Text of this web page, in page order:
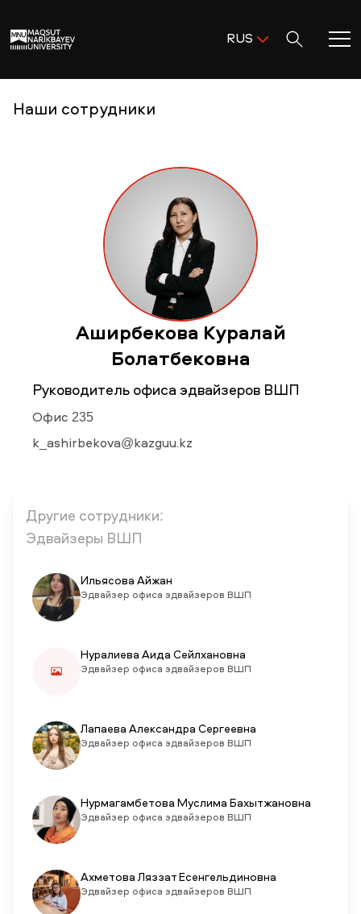
RUS
Главная
Академическая деятельность
Исследования и наука
Поступление и помощь
Жизнь в MNU
НОВОСТИ СМИ О НАС
ENG KAZ RUS
Наши сотрудники
Аширбекова Куралай
Болатбековна
Руководитель офиса эдвайзеров ВШП
Офис 235
k_ashirbekova@kazguu.kz
Другие сотрудники:
Эдвайзеры ВШП
Ильясова Айжан
Эдвайзер офиса эдвайзеров ВШП
Нуралиева Аида Сейлхановна
Эдвайзер офиса эдвайзеров ВШП
Лапаева Александра Сергеевна
Эдвайзер офиса эдвайзеров ВШП
Нурмагамбетова Муслима Бахытжановна
Эдвайзер офиса эдвайзеров ВШП
Ахметова Ляззат Есенгельдиновна
Эдвайзер офиса эдвайзеров ВШП